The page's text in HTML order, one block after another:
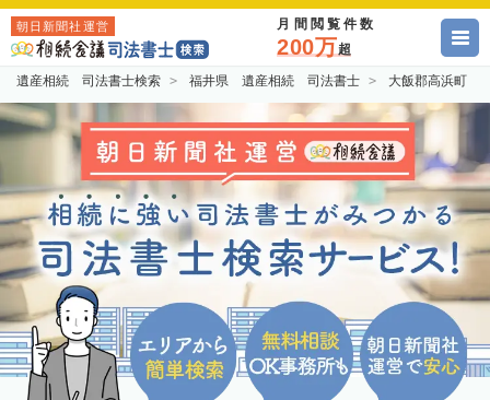
朝日新聞社運営 月間閲覧件数
200万超
遺産相続 司法書士検索 福井県 遺産相続 司法書士 大飯郡高浜町